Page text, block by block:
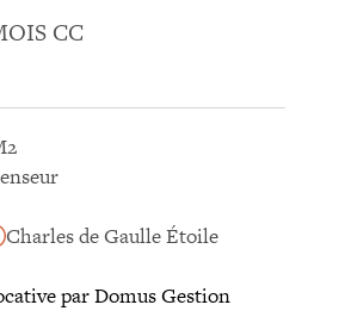
CC
Charles de Gaulle Étoile
par Domus Gestion